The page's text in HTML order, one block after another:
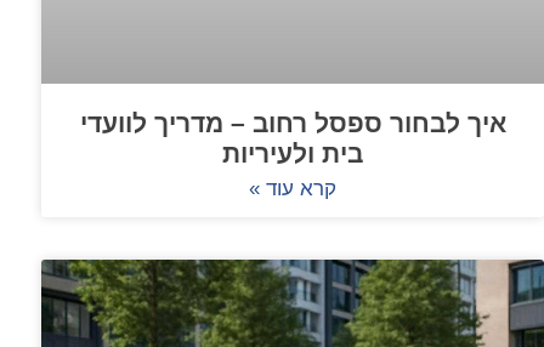
איך לבחור ספסל רחוב – מדריך לוועדי
בית ולעיריות
קרא עוד »